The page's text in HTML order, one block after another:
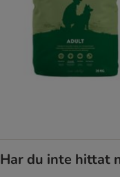
Har du inte hittat